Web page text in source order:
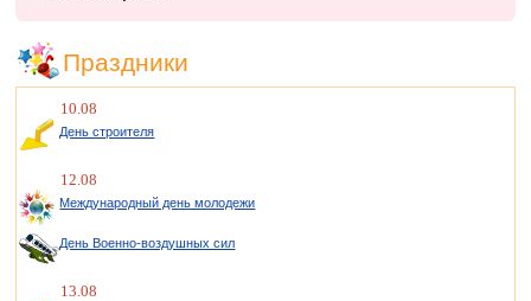
Праздники
10.08
День строителя
12.08
Международный день молодежи
День Военно-воздушных сил
13.08